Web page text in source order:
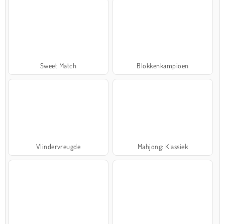
Sweet Match Blokkenkampioen
Vlindervreugde Mahjong: Klassiek